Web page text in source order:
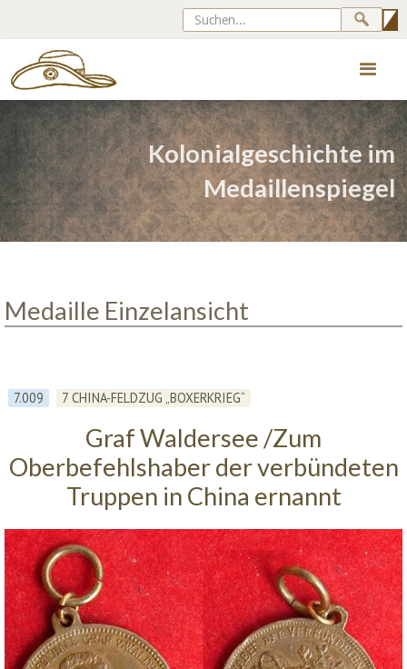
Kolonialgeschichte im
Medaillenspiegel
Medaille Einzelansicht
7.009 7 CHINA-FELDZUG „BOXERKRIEG“
Graf Waldersee /Zum
Oberbefehlshaber der verbündeten
Truppen in China ernannt